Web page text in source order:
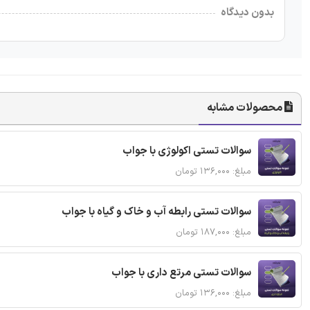
بدون دیدگاه
محصولات مشابه
سوالات تستی اکولوژی با جواب
مبلغ: ۱۳۶,۰۰۰ تومان
سوالات تستی رابطه آب و خاک و گیاه با جواب
مبلغ: ۱۸۷,۰۰۰ تومان
سوالات تستی مرتع داری با جواب
مبلغ: ۱۳۶,۰۰۰ تومان